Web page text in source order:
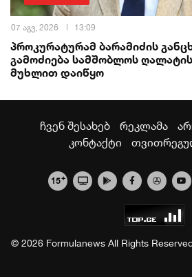
07 აგვ, 2026 13:09
პროკურატურამ ბარამიძის
გამოძიება სამშობლოს
მუხლით დაიწყო
ჩვენ შესახებ რეკლამა
კონტაქტი
15+
© 2026 Formulanews All Rights